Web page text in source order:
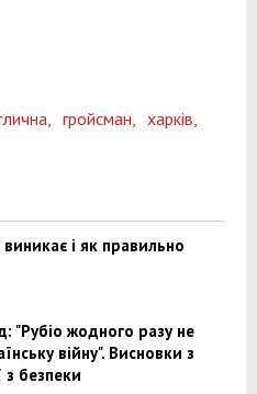
гройсман,
харків,
і як правильно
"Рубіо жодного разу не
війну". Висновки з
безпеки